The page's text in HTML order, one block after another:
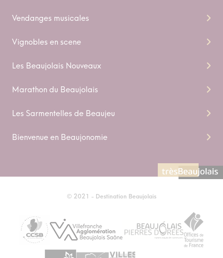
Vendanges musicales
Vignobles en scene
Les Beaujolais Nouveaux
Marathon du Beaujolais
Les Sarmentelles de Beaujeu
Bienvenue en Beaujonomie
© 2021 - Destination Beaujolais